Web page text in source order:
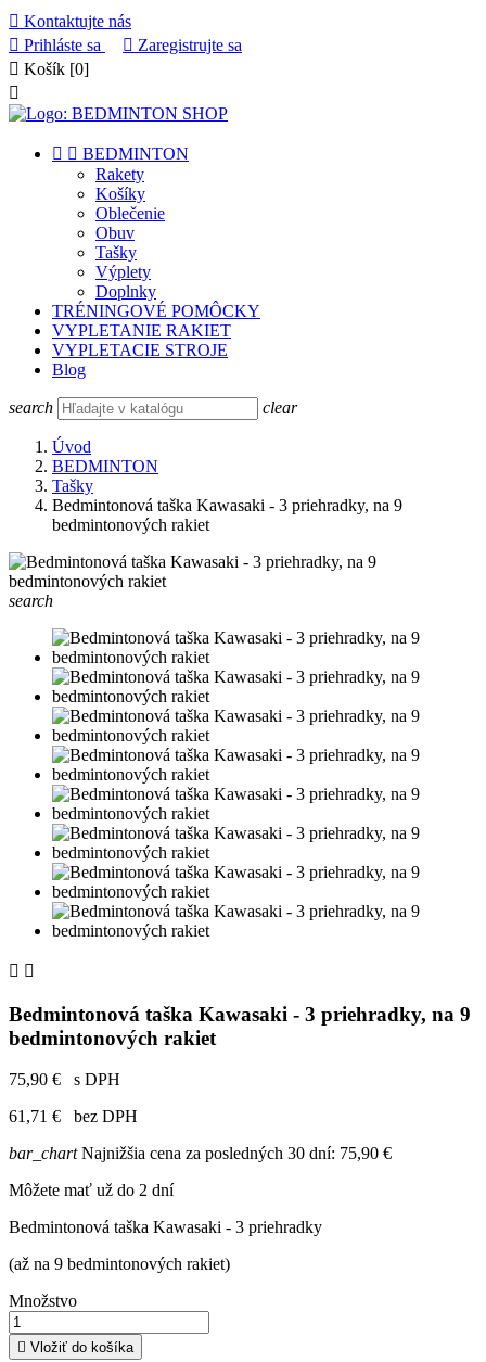
 Kontaktujte nás
 Prihláste sa  Zaregistrujte sa
 Košík [0]

  BEDMINTON
Rakety
Košíky
Oblečenie
Obuv
Tašky
Výplety
Doplnky
TRÉNINGOVÉ POMÔCKY
VYPLETANIE RAKIET
VYPLETACIE STROJE
Blog
search clear
Úvod
BEDMINTON
Tašky
Bedmintonová taška Kawasaki - 3 priehradky, na 9
bedmintonových rakiet
search
 
Bedmintonová taška Kawasaki - 3 priehradky, na 9
bedmintonových rakiet
75,90 €
s DPH
61,71 €
bez DPH
bar_chartNajnižšia cena za posledných 30 dní: 75,90 €
Môžete mať už do 2 dní
Bedmintonová taška Kawasaki - 3 priehradky
(až na 9 bedmintonových rakiet)
Množstvo
 Vložiť do košíka